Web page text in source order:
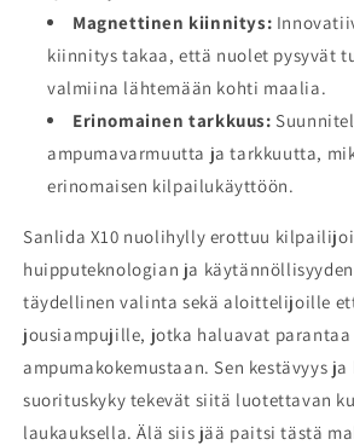
Magnettinen kiinnitys:
kiinnitys takaa, että nuolet pysyvät
valmiina lähtemään kohti maalia.
Erinomainen tarkkuus:
ampumavarmuutta ja tarkkuutta,
erinomaisen kilpailukäyttöön.
Sanlida X10 nuolihylly erottuu
huipputeknologian ja
täydellinen valinta sekä aloittelijoille
jousiampujille, jotka haluavat parantaa
ampumakokemustaan. Sen kestävyys
suorituskyky tekevät siitä luotettavan
laukauksella. Älä siis jää paitsi tästä